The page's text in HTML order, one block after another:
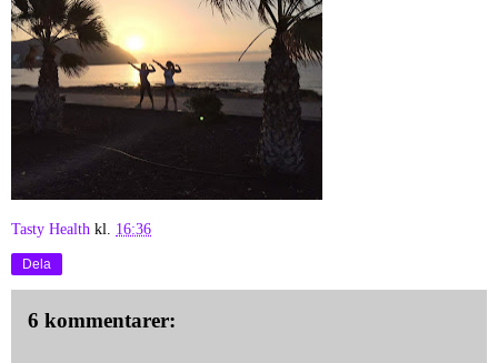
Tasty Health kl. 16:36
Dela
6 kommentarer: